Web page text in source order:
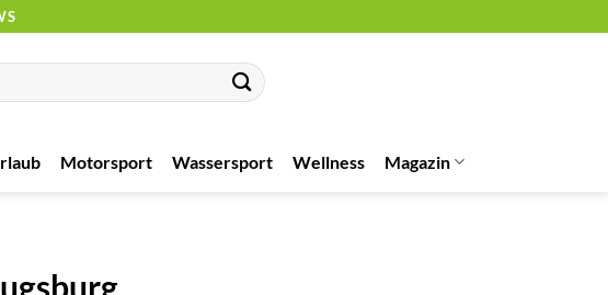
Motorsport Wassersport Wellness Magazin